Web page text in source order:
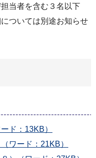
当者を含む３名以下
ついては別途お知らせ
ド：13KB）
ワード：21KB）